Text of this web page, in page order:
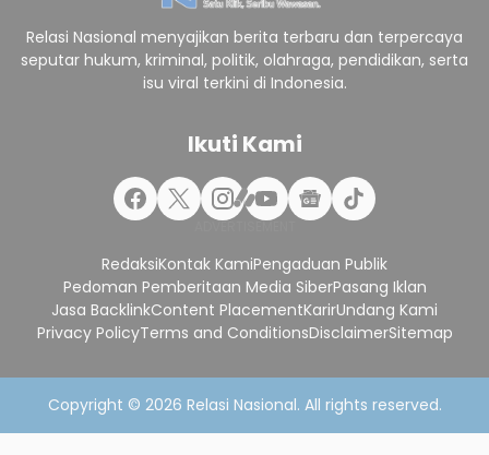
Relasi Nasional menyajikan berita terbaru dan terpercaya
seputar hukum, kriminal, politik, olahraga, pendidikan, serta
isu viral terkini di Indonesia.
Ikuti Kami
RedaksiKontak KamiPengaduan Publik
Pedoman Pemberitaan Media SiberPasang Iklan
Jasa BacklinkContent PlacementKarirUndang Kami
Privacy PolicyTerms and ConditionsDisclaimerSitemap
Copyright © 2026 Relasi Nasional. All rights reserved.